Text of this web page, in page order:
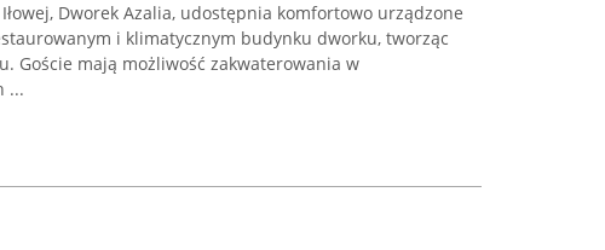
Dworek Azalia, udostępnia komfortowo urządzone
i klimatycznym budynku dworku, tworząc
Goście mają możliwość zakwaterowania w
...